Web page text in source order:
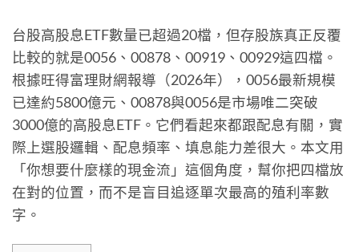
台股高股息ETF數量已超過20檔，但存股族真正反覆
比較的就是0056、00878、00919、00929這四檔。
根據旺得富理財網報導（2026年），0056最新規模
已達約5800億元、00878與0056是市場唯二突破
3000億的高股息ETF。它們看起來都跟配息有關，實
際上選股邏輯、配息頻率、填息能力差很大。本文用
「你想要什麼樣的現金流」這個角度，幫你把四檔放
在對的位置，而不是盲目追逐單次最高的殖利率數
字。